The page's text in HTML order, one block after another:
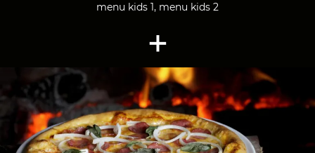
menu kids 1, menu kids 2
+